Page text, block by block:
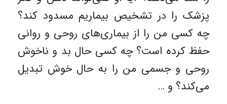
پزشک را در تشخیص بیماریم مسدود کند؟
چه کسی من را از بیماری‌های روحی و روانی
حفظ کرده است؟ چه کسی حال بد و ناخوش
روحی و جسمی من را به حال خوش تبدیل
می‌کند؟ و …